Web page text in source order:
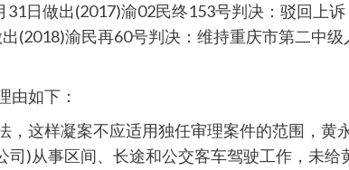
日做出(2017)渝02民终153号判决：驳回上
(2018)渝民再60号判决：维持重庆市第二中
由如下：
这样凝案不应适用独任审理案件的范围，
)从事区间、长途和公交客车驾驶工作，未